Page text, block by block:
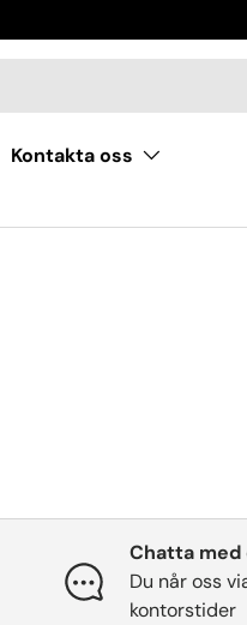
Kontakta oss
Chatta med
Du når oss
kontorstider